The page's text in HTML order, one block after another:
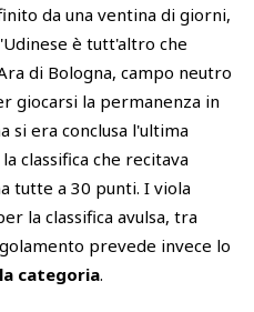
Cattedra Universidad Europea
Esports
da una ventina di giorni,
è tutt'altro che
di Bologna, campo neutro
giocarsi la permanenza in
si era conclusa l'ultima
classifica che recitava
tutte a 30 punti. I viola
la classifica avulsa, tra
prevede invece lo
categoria.